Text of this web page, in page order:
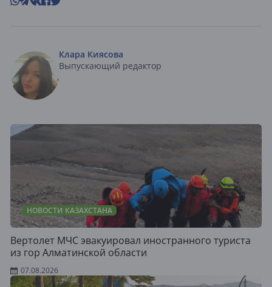
Клара Киясова
Выпускающий редактор
НОВОСТИ КАЗАХСТАНА
Вертолет МЧС эвакуировал иностранного туриста
из гор Алматинской области
07.08.2026